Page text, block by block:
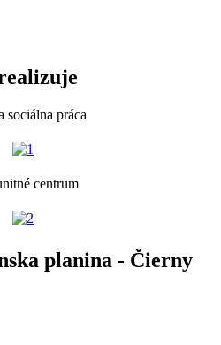
sociálna práca
centrum
planina - Čierny